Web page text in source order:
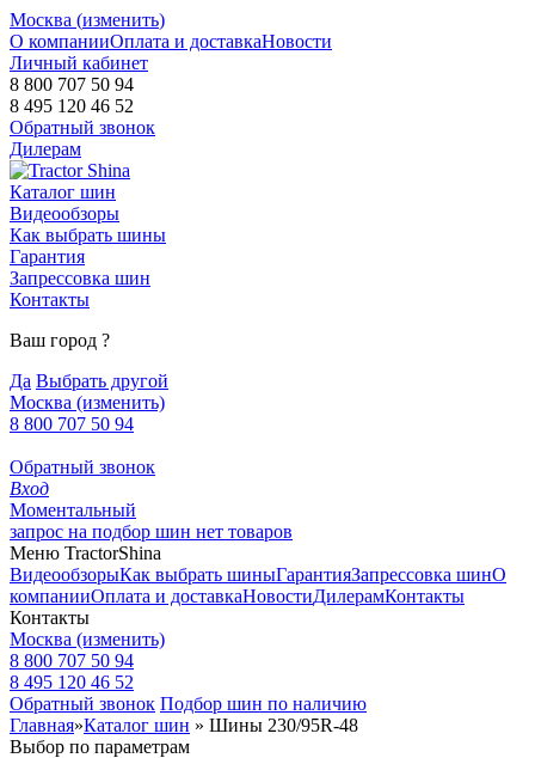
Москва (изменить)
О компанииОплата и доставкаНовости
Личный кабинет
8 800 707 50 94
8 495 120 46 52
Обратный звонок
Дилерам
Каталог шин
Видеообзоры
Как выбрать шины
Гарантия
Запрессовка шин
Контакты
Ваш город ?
Да Выбрать другой
Москва (изменить)
8 800 707 50 94
Обратный звонок
Вход
Моментальный
запрос на подбор шин нет товаров
Меню TractorShina
ВидеообзорыКак выбрать шиныГарантияЗапрессовка шинО
компанииОплата и доставкаНовостиДилерамКонтакты
Контакты
Москва (изменить)
8 800 707 50 94
8 495 120 46 52
Обратный звонок Подбор шин по наличию
Главная»Каталог шин » Шины 230/95R-48
Выбор по параметрам